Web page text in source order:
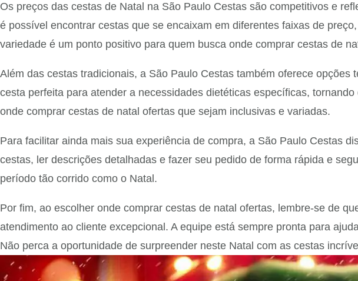
Os preços das cestas de Natal na São Paulo Cestas são competitivos e
é possível encontrar cestas que se encaixam em diferentes faixas de
variedade é um ponto positivo para quem busca onde comprar cestas de
Além das cestas tradicionais, a São Paulo Cestas também oferece
cesta perfeita para atender a necessidades dietéticas específicas,
onde comprar cestas de natal ofertas que sejam inclusivas e variadas.
Para facilitar ainda mais sua experiência de compra, a São Paulo Cestas
cestas, ler descrições detalhadas e fazer seu pedido de forma rápida e
período tão corrido como o Natal.
Por fim, ao escolher onde comprar cestas de natal ofertas, lembre-se de
atendimento ao cliente excepcional. A equipe está sempre pronta para
Não perca a oportunidade de surpreender neste Natal com as cestas